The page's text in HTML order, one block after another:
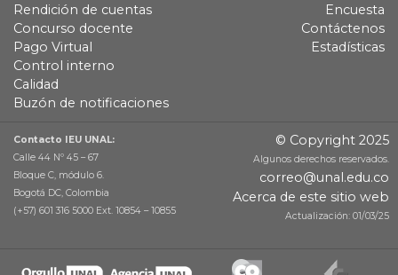
Rendición de cuentas
Concurso docente
Pago Virtual
Control interno
Calidad
Buzón de notificaciones
Encuesta
Contáctenos
Estadísticas
Contacto IEU UNAL:
Calle 44 Nº 45 – 67
Bloque C, módulo 6.
Bogotá DC, Colombia
(+57) 601 316 5000 Ext. 10854 – 10855
© Copyright 2025
Algunos derechos reservados.
correo@unal.edu.co
Acerca de este sitio web
Actualización: 01/03/25